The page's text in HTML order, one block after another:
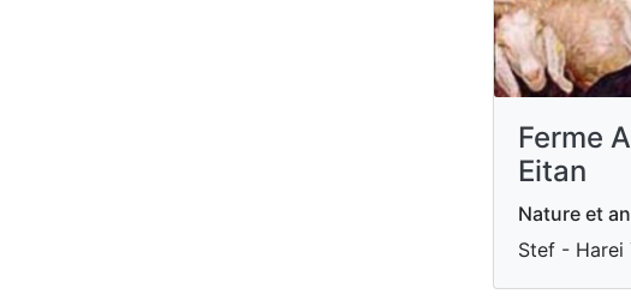
Ferme
Eitan
Nature et
Stef - Harei